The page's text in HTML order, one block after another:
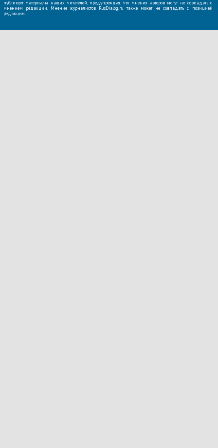
публикует материалы наших читателей, предупреждая, что мнения авторов могут не совпадать с
мнением редакции. Мнение журналистов RusDialog.ru также может не совпадать с позицией
редакции.